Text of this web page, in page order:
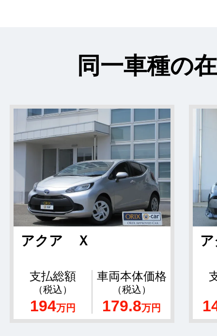
同一車種の
アクア Ｘ
支払総額
（税込）
194万円
車両本体価格
（税込）
179.8万円